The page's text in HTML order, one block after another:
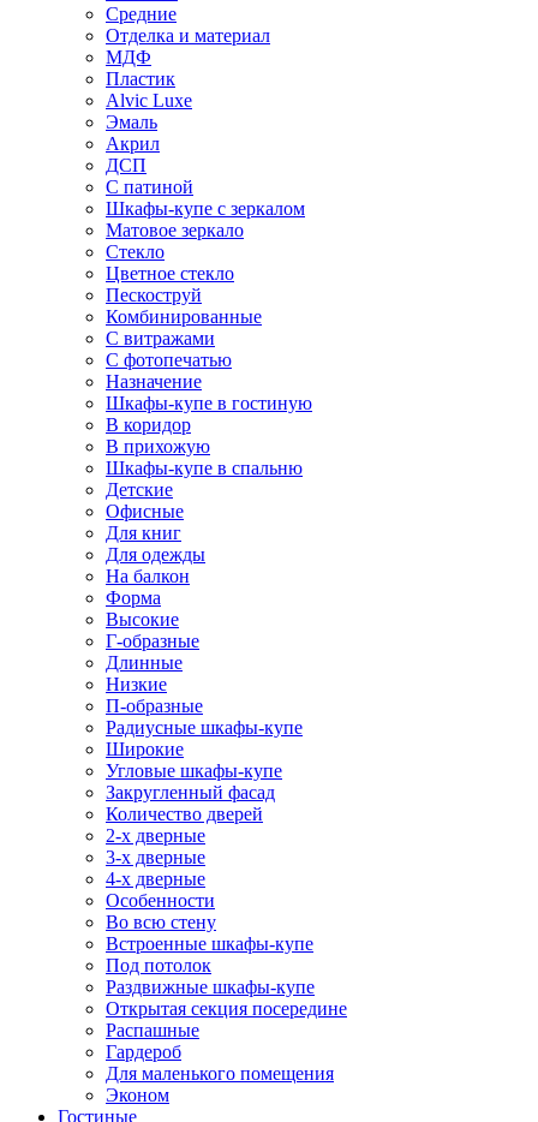
Средние
Отделка и материал
МДФ
Пластик
Alvic Luxe
Эмаль
Акрил
ДСП
С патиной
Шкафы-купе с зеркалом
Матовое зеркало
Стекло
Цветное стекло
Пескоструй
Комбинированные
С витражами
С фотопечатью
Назначение
Шкафы-купе в гостиную
В коридор
В прихожую
Шкафы-купе в спальню
Детские
Офисные
Для книг
Для одежды
На балкон
Форма
Высокие
Г-образные
Длинные
Низкие
П-образные
Радиусные шкафы-купе
Широкие
Угловые шкафы-купе
Закругленный фасад
Количество дверей
2-х дверные
3-х дверные
4-х дверные
Особенности
Во всю стену
Встроенные шкафы-купе
Под потолок
Раздвижные шкафы-купе
Открытая секция посередине
Распашные
Гардероб
Для маленького помещения
Эконом
Гостиные